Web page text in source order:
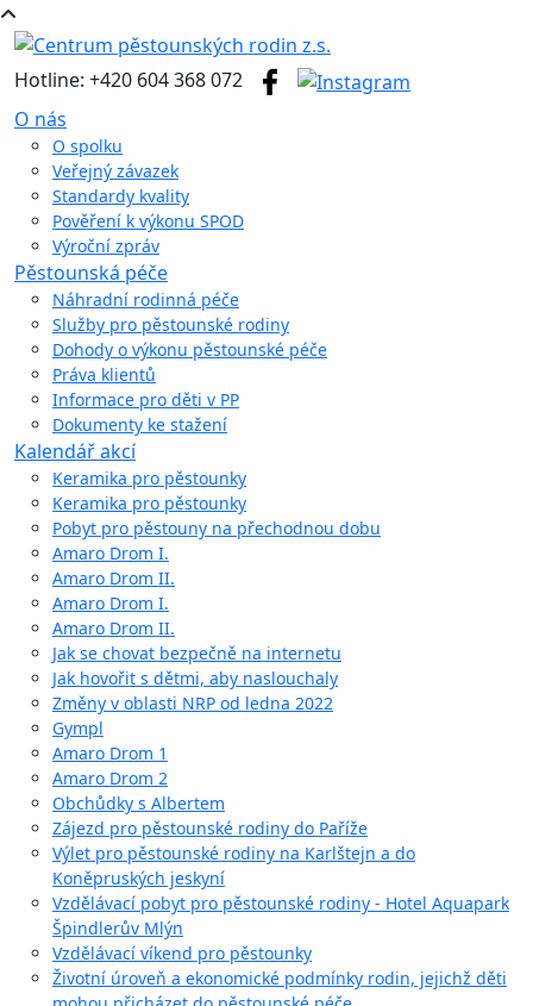
Hotline: +420 604 368 072
O nás
O spolku
Veřejný závazek
Standardy kvality
Pověření k výkonu SPOD
Výroční zpráv
Pěstounská péče
Náhradní rodinná péče
Služby pro pěstounské rodiny
Dohody o výkonu pěstounské péče
Práva klientů
Informace pro děti v PP
Dokumenty ke stažení
Kalendář akcí
Keramika pro pěstounky
Keramika pro pěstounky
Pobyt pro pěstouny na přechodnou dobu
Amaro Drom I.
Amaro Drom II.
Amaro Drom I.
Amaro Drom II.
Jak se chovat bezpečně na internetu
Jak hovořit s dětmi, aby naslouchaly
Změny v oblasti NRP od ledna 2022
Gympl
Amaro Drom 1
Amaro Drom 2
Obchůdky s Albertem
Zájezd pro pěstounské rodiny do Paříže
Výlet pro pěstounské rodiny na Karlštejn a do
Koněpruských jeskyní
Vzdělávací pobyt pro pěstounské rodiny - Hotel Aquapark
Špindlerův Mlýn
Vzdělávací víkend pro pěstounky
Životní úroveň a ekonomické podmínky rodin, jejichž děti